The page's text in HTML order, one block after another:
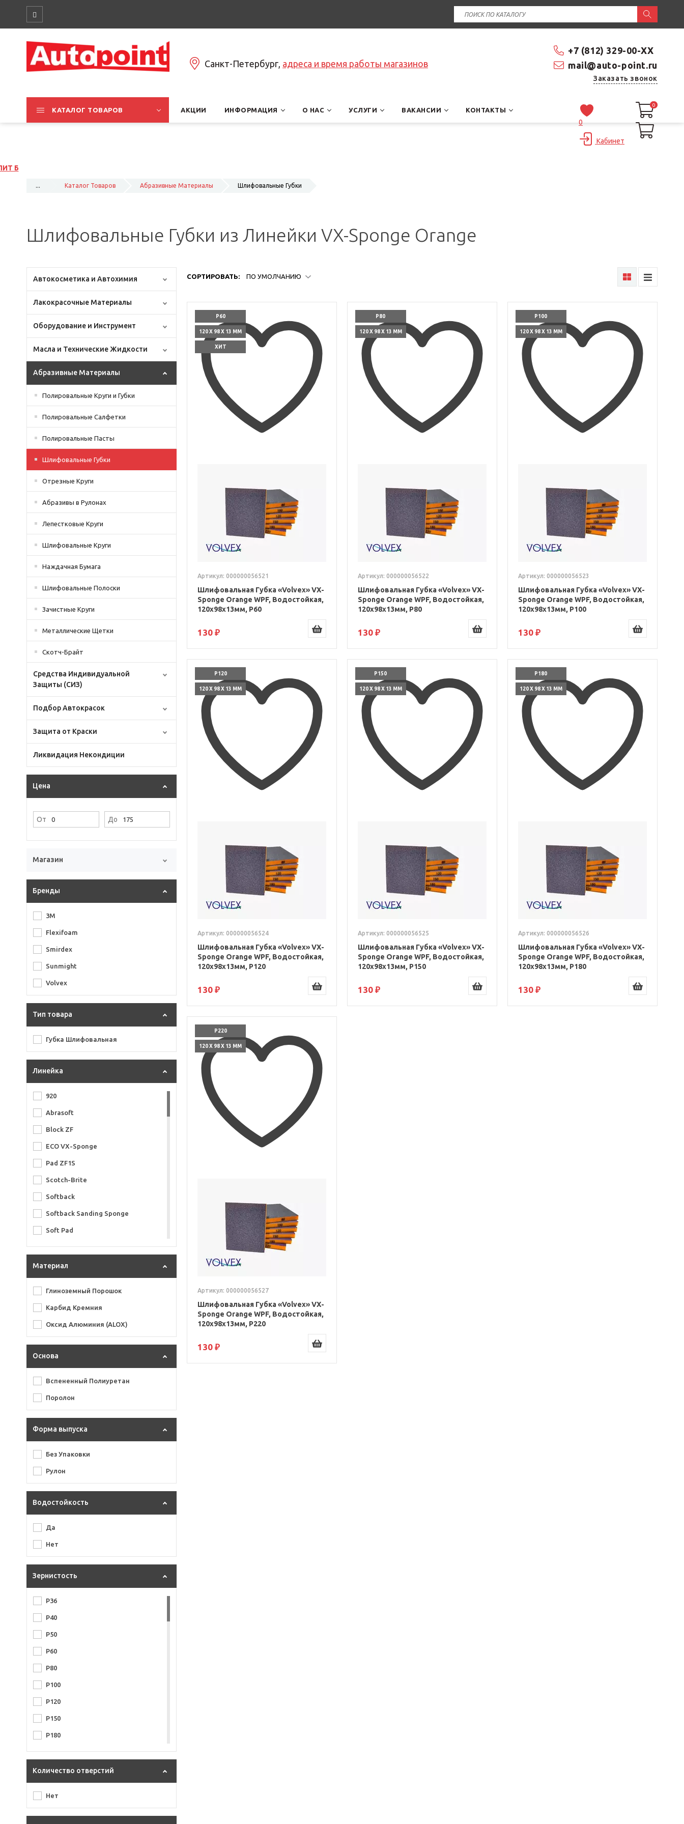
+7 (812) 329-00-XX
mail@auto-point.ru
Заказать звонок
Санкт-Петербург, адреса и время работы магазинов
КАТАЛОГ ТОВАРОВ АКЦИИ ИНФОРМАЦИЯ О НАС УСЛУГИ ВАКАНСИИ КОНТАКТЫ
0
Кабинет
0
0
... Каталог Товаров Абразивные Материалы Шлифовальные Губки
Шлифовальные Губки из Линейки VX-Sponge Orange
Автокосметика и Автохимия
Лакокрасочные Материалы
Оборудование и Инструмент
Масла и Технические Жидкости
Абразивные Материалы
Полировальные Круги и Губки
Полировальные Салфетки
Полировальные Пасты
Шлифовальные Губки
Отрезные Круги
Абразивы в Рулонах
Лепестковые Круги
Шлифовальные Круги
Наждачная Бумага
Шлифовальные Полоски
Зачистные Круги
Металлические Щетки
Скотч-Брайт
Средства Индивидуальной
Защиты (СИЗ)
Подбор Автокрасок
Защита от Краски
Ликвидация Некондиции
Цена
От До
Магазин
Бренды
3M
Flexifoam
Smirdex
Sunmight
Volvex
Тип товара
Губка Шлифовальная
Линейка
920
Abrasoft
Block ZF
ECO VX-Sponge
Pad ZF1S
Scotch-Brite
Softback
Softback Sanding Sponge
Soft Pad
Sunblock
VX-Sponge
Материал
Глиноземный Порошок
Карбид Кремния
Оксид Алюминия (ALOX)
Основа
Вспененный Полиуретан
Поролон
Форма выпуска
Без Упаковки
Рулон
Водостойкость
Да
Нет
Зернистость
P36
P40
P50
P60
P80
P100
P120
P150
P180
P220
P220/280
Количество отверстий
Нет
СОРТИРОВАТЬ: ПО УМОЛЧАНИЮ
P60
120 X 98 X 13 ММ
ХИТ
Артикул: 000000056521
Шлифовальная Губка «Volvex» VX-
Sponge Orange WPF, Водостойкая,
120x98x13мм, P60
130 ₽
P80
120 X 98 X 13 ММ
Артикул: 000000056522
Шлифовальная Губка «Volvex» VX-
Sponge Orange WPF, Водостойкая,
120x98x13мм, P80
130 ₽
P100
120 X 98 X 13 ММ
Артикул: 000000056523
Шлифовальная Губка «Volvex» VX-
Sponge Orange WPF, Водостойкая,
120x98x13мм, P100
130 ₽
P120
120 X 98 X 13 ММ
Артикул: 000000056524
Шлифовальная Губка «Volvex» VX-
Sponge Orange WPF, Водостойкая,
120x98x13мм, P120
130 ₽
P150
120 X 98 X 13 ММ
Артикул: 000000056525
Шлифовальная Губка «Volvex» VX-
Sponge Orange WPF, Водостойкая,
120x98x13мм, P150
130 ₽
P180
120 X 98 X 13 ММ
Артикул: 000000056526
Шлифовальная Губка «Volvex» VX-
Sponge Orange WPF, Водостойкая,
120x98x13мм, P180
130 ₽
P220
120 X 98 X 13 ММ
Артикул: 000000056527
Шлифовальная Губка «Volvex» VX-
Sponge Orange WPF, Водостойкая,
120x98x13мм, P220
130 ₽